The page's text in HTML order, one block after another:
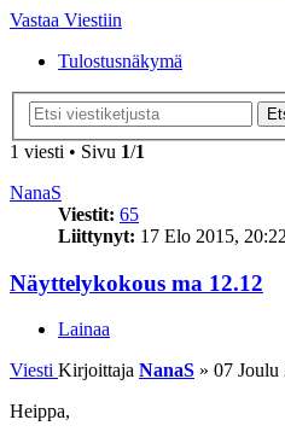
Vastaa Viestiin
Tulostusnäkymä
1 viesti • Sivu 1/1
NanaS
Viestit: 65
Liittynyt: 17 Elo 2015, 20:22
Näyttelykokous ma 12.12
Lainaa
Viesti Kirjoittaja NanaS » 07 Joulu
Heippa,